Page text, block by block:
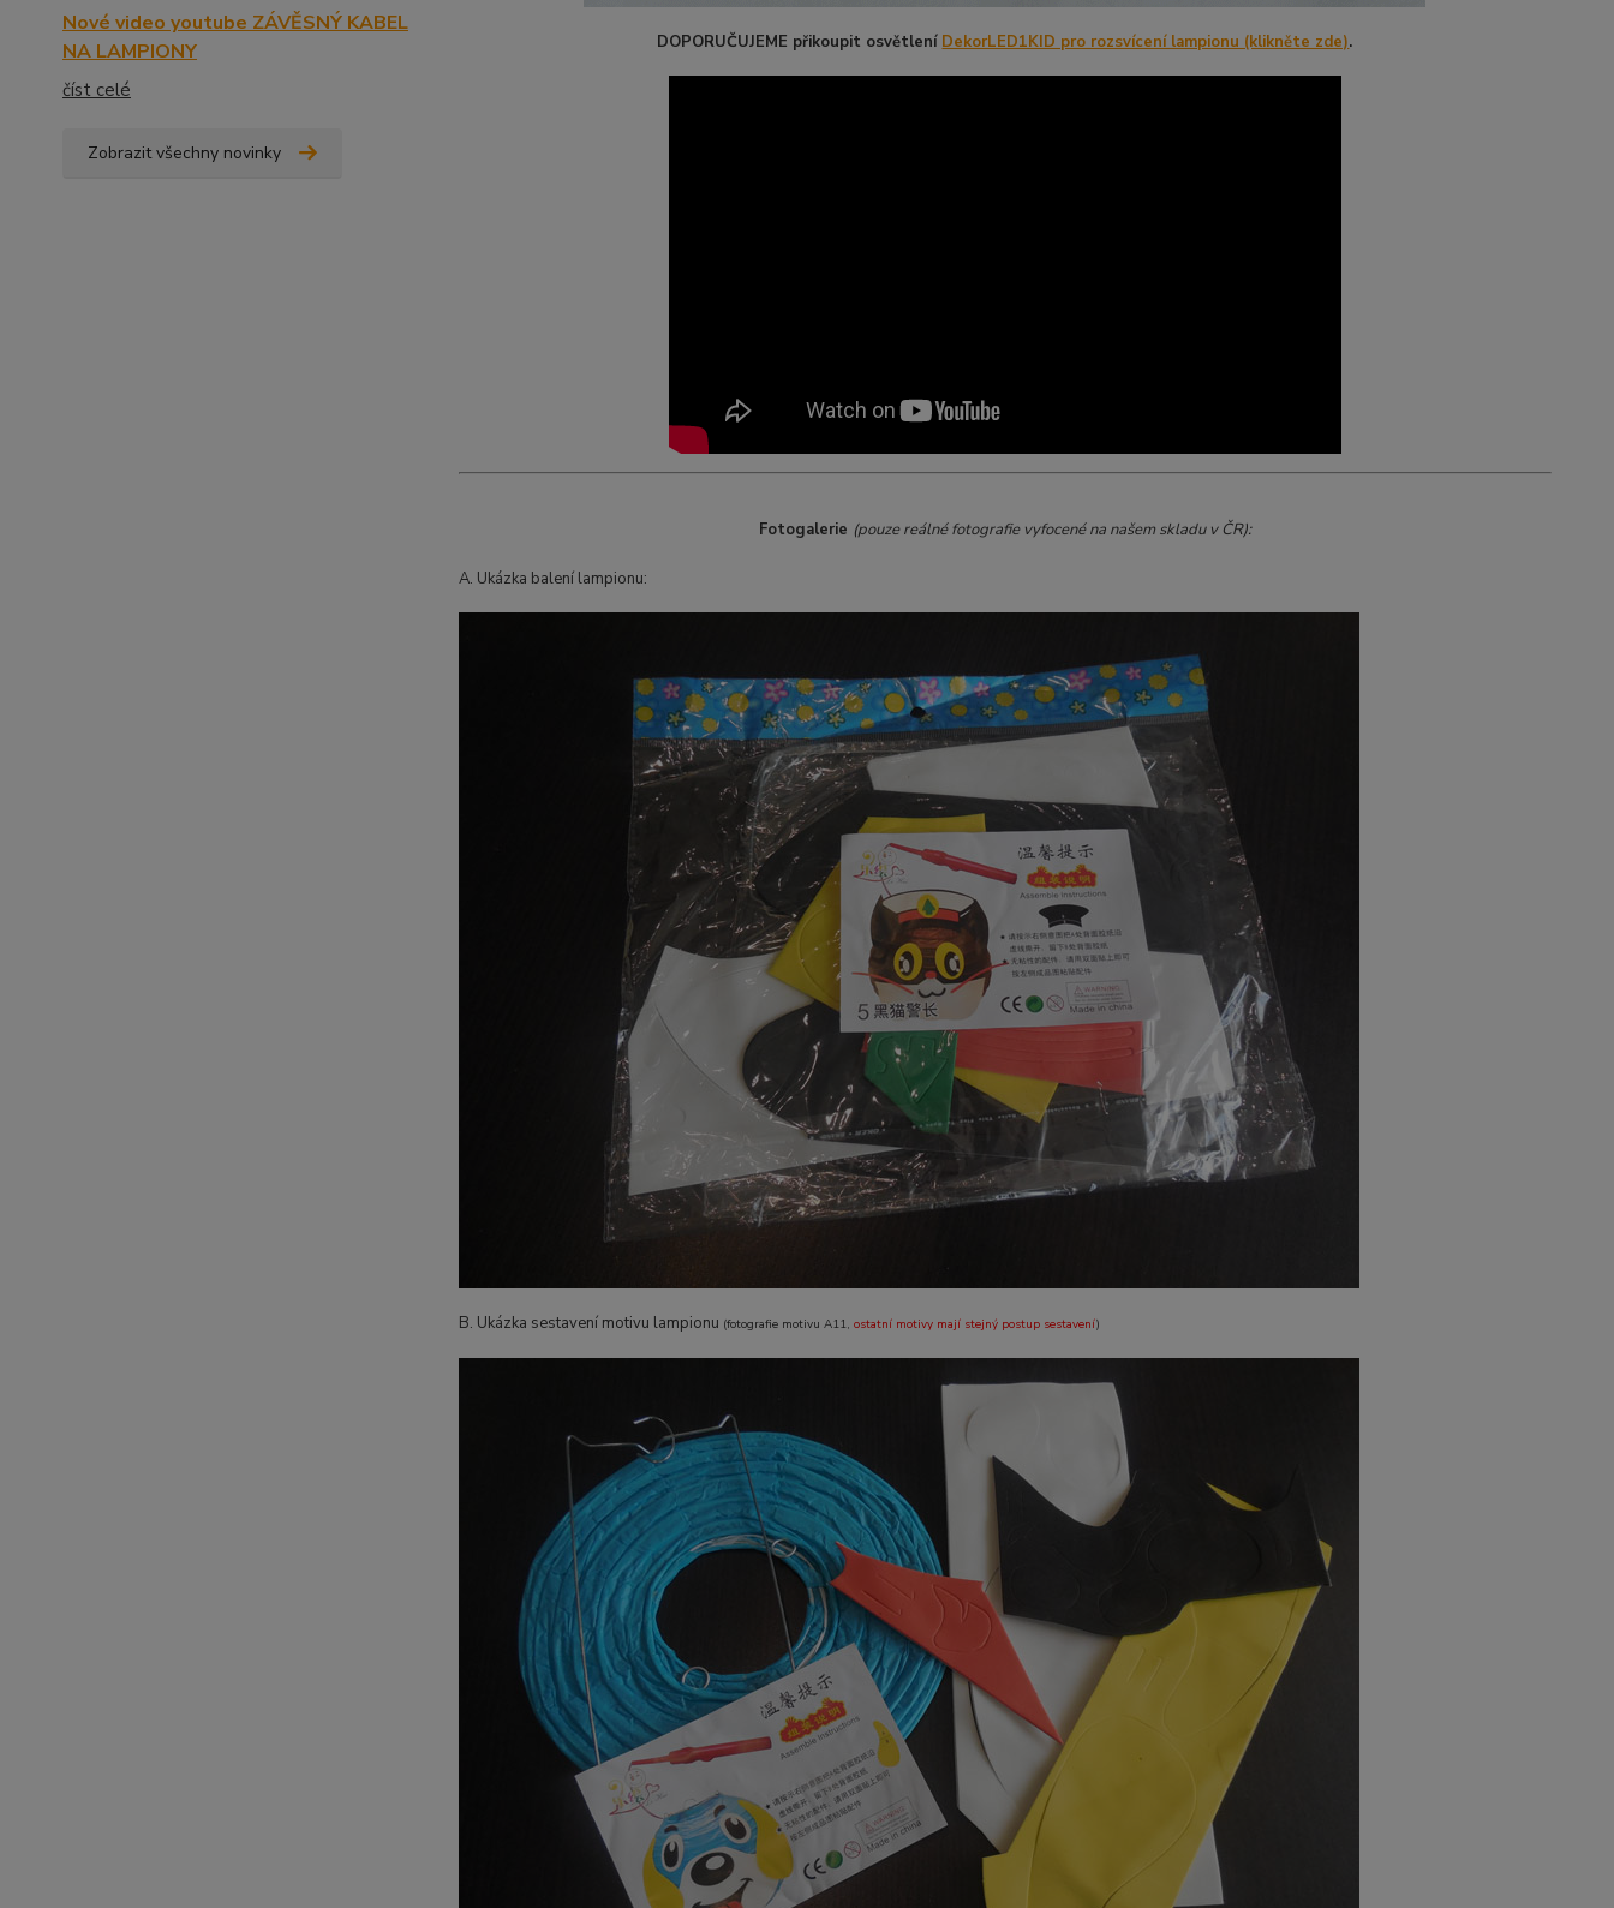
Nové video youtube ZÁVĚSNÝ KABEL
NA LAMPIONY
číst celé
Zobrazit všechny novinky
DOPORUČUJEME přikoupit osvětlení DekorLED1KID pro rozsvícení lampionu (klikněte zde).
Fotogalerie (pouze reálné fotografie vyfocené na našem skladu v ČR):
A. Ukázka balení lampionu:
B. Ukázka sestavení motivu lampionu (fotografie motivu A11, ostatní motivy mají stejný postup sestavení)